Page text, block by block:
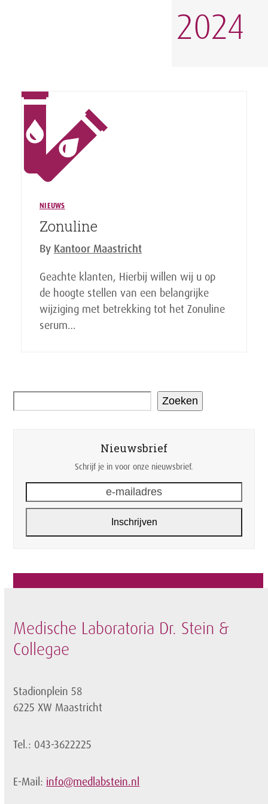
2024
NIEUWS
Zonuline
By Kantoor Maastricht
Geachte klanten, Hierbij willen wij u op
de hoogte stellen van een belangrijke
wijziging met betrekking tot het Zonuline
serum…
Zoeken
Nieuwsbrief
Schrijf je in voor onze nieuwsbrief.
mailadres
Inschrijven
Medische Laboratoria Dr. Stein &
Collegae
Stadionplein 58
6225 XW Maastricht
Tel.: 043-3622225
E-Mail: info@medlabstein.nl